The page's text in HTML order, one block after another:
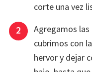
corte una vez
Agregamos
cubrimos con
hervor y dejar